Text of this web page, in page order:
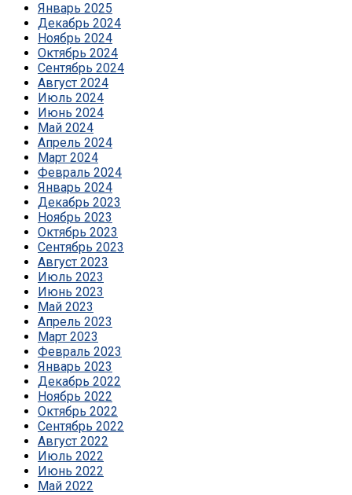
Январь 2025
Декабрь 2024
Ноябрь 2024
Октябрь 2024
Сентябрь 2024
Август 2024
Июль 2024
Июнь 2024
Май 2024
Апрель 2024
Март 2024
Февраль 2024
Январь 2024
Декабрь 2023
Ноябрь 2023
Октябрь 2023
Сентябрь 2023
Август 2023
Июль 2023
Июнь 2023
Май 2023
Апрель 2023
Март 2023
Февраль 2023
Январь 2023
Декабрь 2022
Ноябрь 2022
Октябрь 2022
Сентябрь 2022
Август 2022
Июль 2022
Июнь 2022
Май 2022